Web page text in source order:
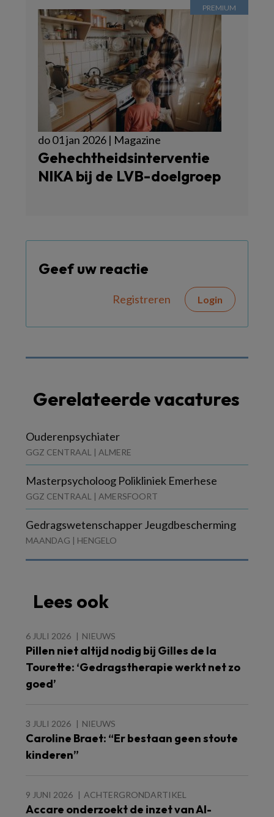
do 01 jan 2026 | Magazine
Gehechtheidsinterventie
NIKA bij de LVB-doelgroep
Geef uw reactie
Registreren Login
Gerelateerde vacatures
Ouderenpsychiater
GGZ CENTRAAL | ALMERE
Masterpsycholoog Polikliniek Emerhese
GGZ CENTRAAL | AMERSFOORT
Gedragswetenschapper Jeugdbescherming
MAANDAG | HENGELO
Lees ook
6 JULI 2026 NIEUWS
Pillen niet altijd nodig bij Gilles de la
Tourette: ‘Gedragstherapie werkt net zo
goed’
3 JULI 2026 NIEUWS
Caroline Braet: “Er bestaan geen stoute
kinderen”
9 JUNI 2026 ACHTERGRONDARTIKEL
Accare onderzoekt de inzet van AI-